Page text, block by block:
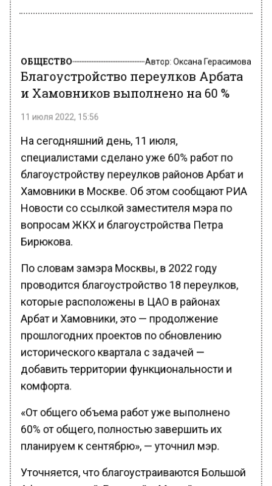
Благоустройство переулков Арбата
и Хамовников выполнено на 60 %
На сегодняшний день, 11 июля,
специалистами сделано уже 60% работ по
благоустройству переулков районов Арбат и
Хамовники в Москве. Об этом сообщают РИА
Новости со ссылкой заместителя мэра по
вопросам ЖКХ и благоустройства Петра
Бирюкова.
По словам замэра Москвы, в 2022 году
проводится благоустройство 18 переулков,
которые расположены в ЦАО в районах
Арбат и Хамовники, это — продолжение
прошлогодних проектов по обновлению
исторического квартала с задачей —
добавить территории функциональности и
комфорта.
«От общего объема работ уже выполнено
60% от общего, полностью завершить их
планируем к сентябрю», — уточнил мэр.
Уточняется, что благоустраиваются Большой